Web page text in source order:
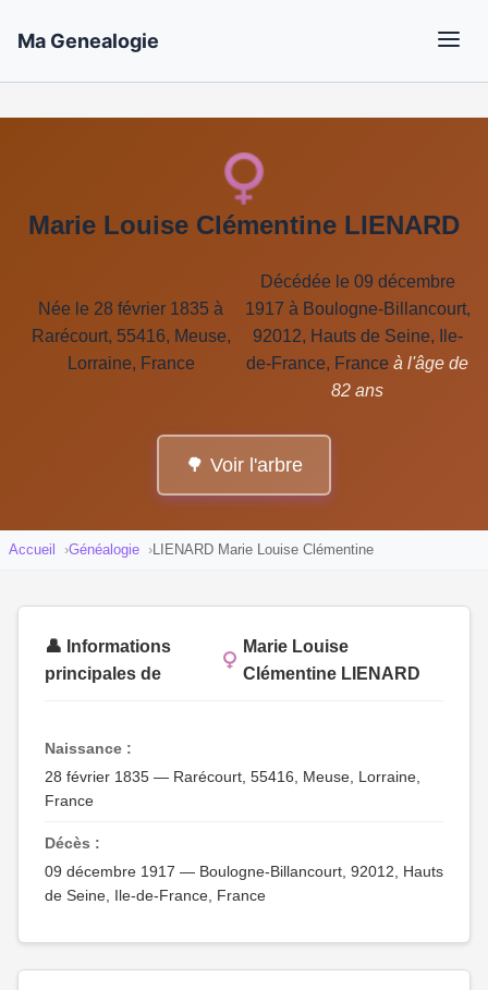
Ma Genealogie
Marie Louise Clémentine LIENARD
Née le 28 février 1835 à
Rarécourt, 55416, Meuse,
Lorraine, France
Décédée le 09 décembre
1917 à Boulogne-Billancourt,
92012, Hauts de Seine, Ile-
de-France, France à l'âge de
82 ans
🌳 Voir l'arbre
Accueil Généalogie LIENARD Marie Louise Clémentine
👤 Informations
principales de
Marie Louise
Clémentine LIENARD
Naissance :
28 février 1835 — Rarécourt, 55416, Meuse, Lorraine,
France
Décès :
09 décembre 1917 — Boulogne-Billancourt, 92012, Hauts
de Seine, Ile-de-France, France